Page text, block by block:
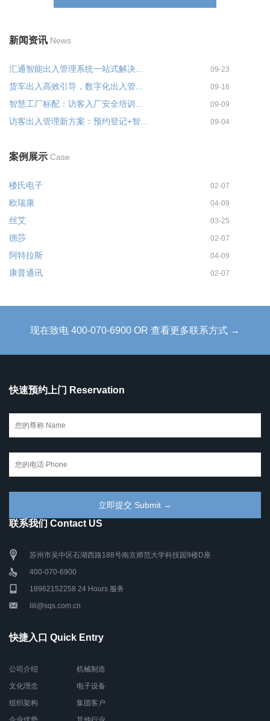
新闻资讯 News
汇通智能出入管理系统一站式解决... 09-23
货车出入高效引导，数字化出入管... 09-16
智慧工厂标配：访客入厂安全培训... 09-09
访客出入管理新方案：预约登记+智... 09-04
案例展示 Case
楼氏电子 02-07
欧瑞康 04-09
丝艾 03-25
德莎 02-07
阿特拉斯 04-09
康普通讯 02-07
现在致电 400-070-6900 OR 查看更多联系方式 →
快速预约上门 Reservation
联系我们 Contact US
苏州市吴中区石湖西路188号南京师范大学科技园9楼D座
400-070-6900
18962152258 24 Hours 服务
lili@sqs.com.cn
快捷入口 Quick Entry
公司介绍
文化理念
组织架构
机械制造
电子设备
集团客户